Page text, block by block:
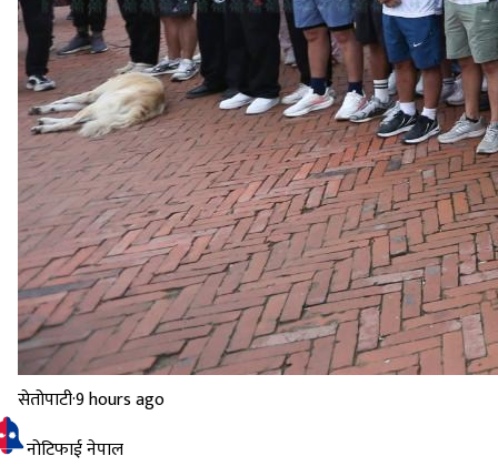
सेतोपाटी·9 hours ago
नोटिफाई नेपाल